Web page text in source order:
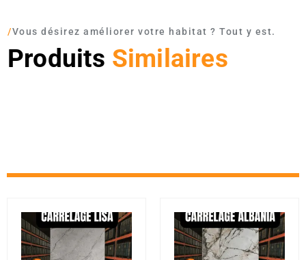
/Vous désirez améliorer votre habitat ? Tout y est.
Produits Similaires